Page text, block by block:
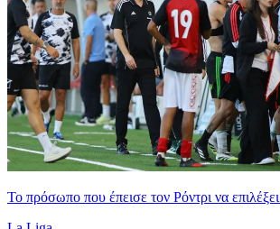
Το πρόσωπο που έπεισε τον Ρόντρι να